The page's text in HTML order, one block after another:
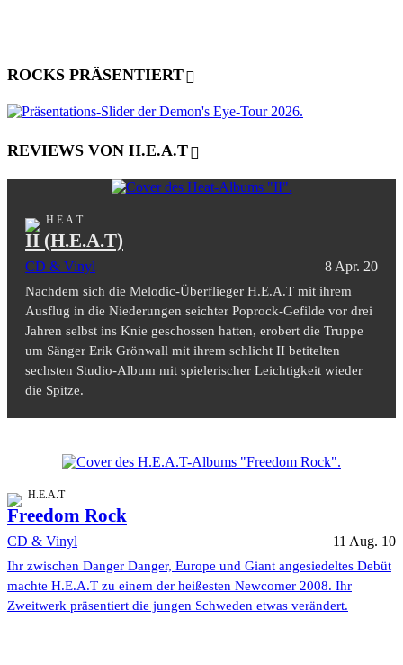
ROCKS PRÄSENTIERT
REVIEWS VON H.E.A.T
H.E.A.T
II (H.E.A.T)
CD & Vinyl 8 Apr. 20
Nachdem sich die Melodic-Überflieger H.E.A.T mit ihrem
Ausflug in die Niederungen seichter Poprock-Gefilde vor drei
Jahren selbst ins Knie geschossen hatten, erobert die Truppe
um Sänger Erik Grönwall mit ihrem schlicht II betitelten
sechsten Studio-Album mit spielerischer Leichtigkeit wieder
die Spitze.
H.E.A.T
Freedom Rock
CD & Vinyl 11 Aug. 10
Ihr zwischen Danger Danger, Europe und Giant angesiedeltes Debüt
machte H.E.A.T zu einem der heißesten Newcomer 2008. Ihr
Zweitwerk präsentiert die jungen Schweden etwas verändert.